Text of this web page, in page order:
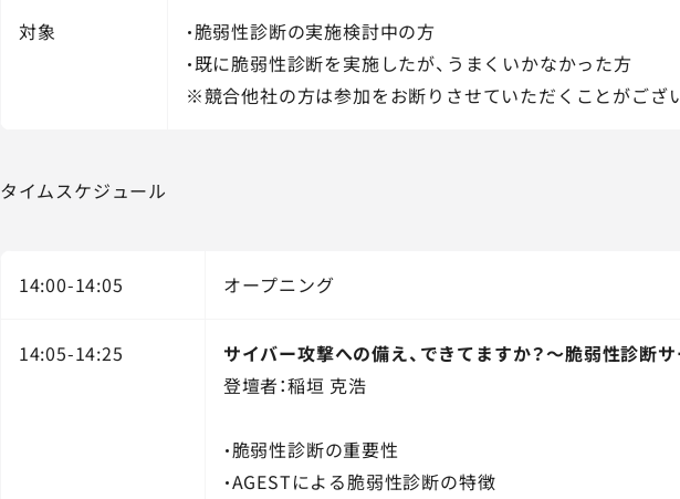
対象
・脆弱性診断の実施検討中の方
・既に脆弱性診断を実施したが、うまくいかなかった方
※競合他社の方は参加をお断りさせていただくことがござ
タイムスケジュール
14:00-14:05 オープニング
14:05-14:25 サイバー攻撃への備え、できてますか？～脆弱性診断
登壇者：稲垣 克浩
・脆弱性診断の重要性
・AGESTによる脆弱性診断の特徴